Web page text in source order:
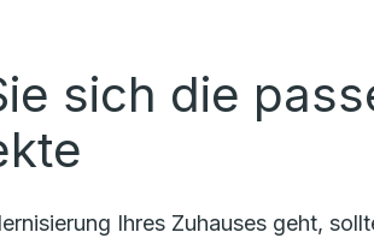
sich die
Ihres Zuhauses geht,